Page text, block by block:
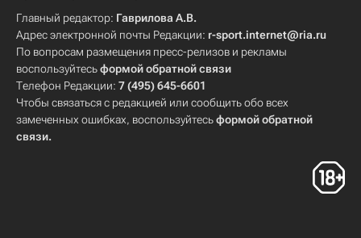
Главный редактор: Гаврилова А.В.
Адрес электронной почты Редакции: r-sport.internet@ria.ru
По вопросам размещения пресс-релизов и рекламы
воспользуйтесьформой обратной связи
Телефон Редакции: 7 (495) 645-6601
Чтобы связаться с редакцией или сообщить обо всех
замеченных ошибках, воспользуйтесьформой обратной
связи.